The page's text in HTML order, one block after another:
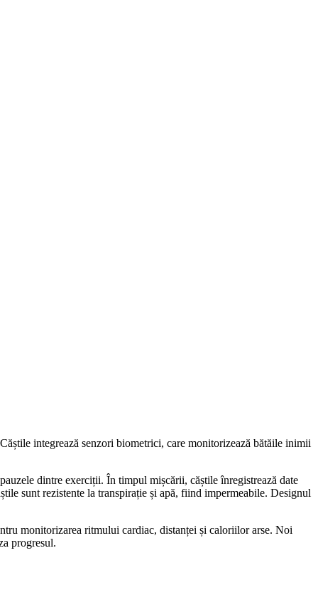
integrează senzori biometrici, care monitorizează bătăile inimii
dintre exerciții. În timpul mișcării, căștile înregistrează date
sunt rezistente la transpirație și apă, fiind impermeabile. Designul
monitorizarea ritmului cardiac, distanței și caloriilor arse. Noi
progresul.